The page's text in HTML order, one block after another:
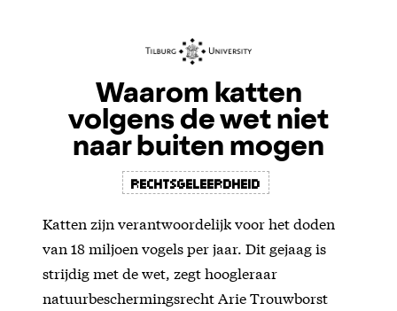
Waarom katten
volgens de wet niet
naar buiten mogen
rechtsgeleerdheid
Katten zijn verantwoordelijk voor het doden
van 18 miljoen vogels per jaar. Dit gejaag is
strijdig met de wet, zegt hoogleraar
natuurbeschermingsrecht Arie Trouwborst